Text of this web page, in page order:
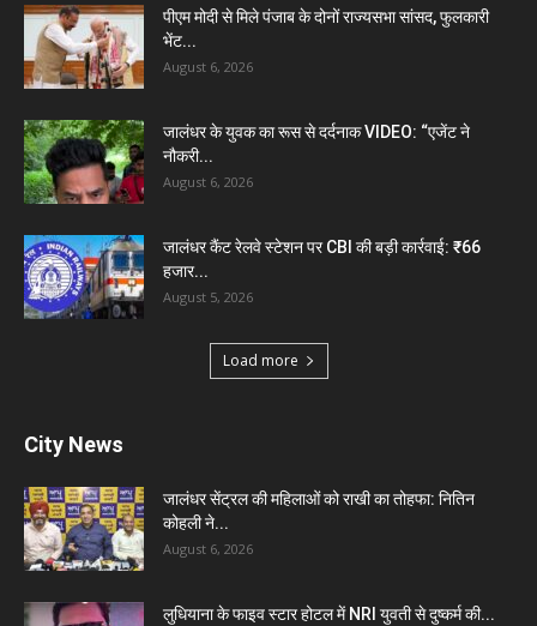
पीएम मोदी से मिले पंजाब के दोनों राज्यसभा सांसद, फुलकारी
भेंट...
August 6, 2026
जालंधर के युवक का रूस से दर्दनाक VIDEO: “एजेंट ने
नौकरी...
August 6, 2026
जालंधर कैंट रेलवे स्टेशन पर CBI की बड़ी कार्रवाई: ₹66
हजार...
August 5, 2026
Load more
City News
जालंधर सेंट्रल की महिलाओं को राखी का तोहफा: नितिन
कोहली ने...
August 6, 2026
लुधियाना के फाइव स्टार होटल में NRI युवती से दुष्कर्म की...